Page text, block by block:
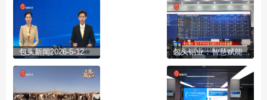
包头新闻2026-5-12 包头铝业：智慧赋能制造 科技服务生产